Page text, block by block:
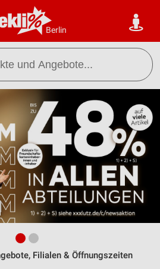
Berlin
Filialen & Öffnungszeiten